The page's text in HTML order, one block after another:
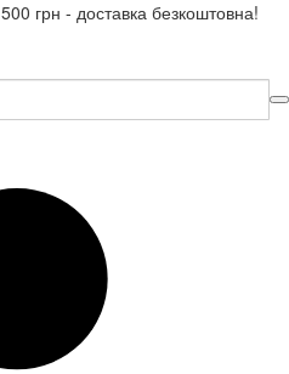
грн - доставка безкоштовна!